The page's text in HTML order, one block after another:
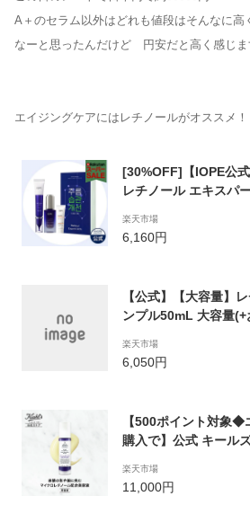
A＋のセラム以外はどれも値段はそんなに高
なーと思ったんだけど 円安だと高く感じま
エイジングケアにはレチノールがオススメ！
[30%OFF]【IOPE公
レチノール エキスパ
ル エイジングケア 毛
ンプル30ml 現品サイ
楽天市場
6,160円
【公式】【大容量】
ンプル50mL 大容量
ビ レチノール シカ ㇾ
ィー
楽天市場
6,050円
【500ポイント対象◆
購入で】公式 キール
無料 ギフト 誕生日 プ
ギフト ラッピング 化
楽天市場
11,000円